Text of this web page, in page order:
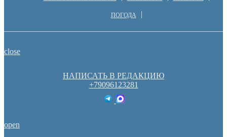
ПОГОДА
close
НАПИСАТЬ В РЕДАКЦИЮ
+79096123281
open